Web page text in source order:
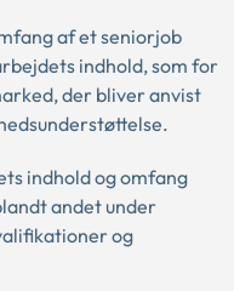
af et seniorjob
indhold, som for
der bliver anvist
indhold og omfang
andet under
og